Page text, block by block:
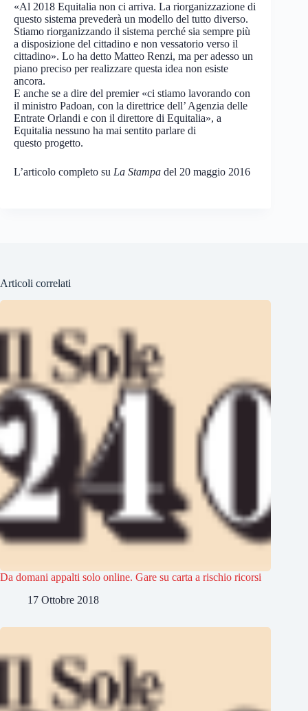
«Al 2018 Equitalia non ci arriva. La riorganizzazione di
questo sistema prevederà un modello del tutto diverso.
Stiamo riorganizzando il sistema perché sia sempre più
a disposizione del cittadino e non vessatorio verso il
cittadino». Lo ha detto Matteo Renzi, ma per adesso un
piano preciso per realizzare questa idea non esiste
ancora.
E anche se a dire del premier «ci stiamo lavorando con
il ministro Padoan, con la direttrice dell’ Agenzia delle
Entrate Orlandi e con il direttore di Equitalia», a
Equitalia nessuno ha mai sentito parlare di
questo progetto.
L’articolo completo su La Stampa del 20 maggio 2016
Articoli correlati
Da domani appalti solo online. Gare su carta a rischio ricorsi
17 Ottobre 2018